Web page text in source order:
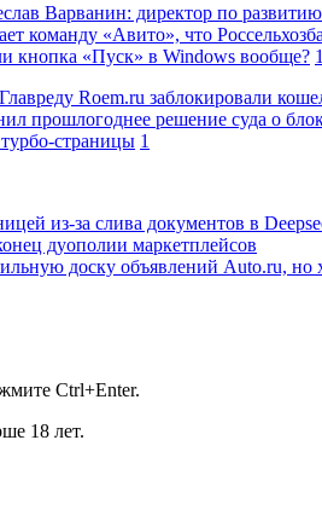
Варванин: директор по
команду «Авито», что
кнопка «Пуск» в Windows вообще? 1
Главреду Roem.ru заблокировали
прошлогоднее решение суда о
страницы 1
из-за слива документов в
дуополии маркетплейсов
доску объявлений Auto.ru, но
Ctrl+Enter.
18 лет.